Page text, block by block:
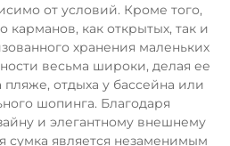
от условий. Кроме того,
карманов, как открытых, так и
хранения маленьких
весьма широки, делая ее
отдыха у бассейна или
шопинга. Благодаря
и элегантному внешнему
сумка является незаменимым